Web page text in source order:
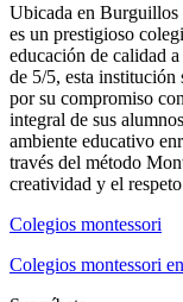
Ubicada en
es un prestigioso
educación de calidad
de 5/5, esta institución
por su compromiso
integral de sus
ambiente educativo
través del método
creatividad y el
Colegios montessori
Colegios montessori